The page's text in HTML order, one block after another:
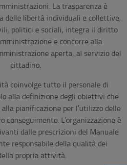
La trasparenza è
delle libertà individuali e collettive,
politici e sociali, integra il diritto
e concorre alla
aperta, al servizio del
cittadino.
coinvolge tutto il personale di
alla definizione degli obiettivi che
pianificazione per l’utilizzo delle
conseguimento. L’organizzazione è
dalle prescrizioni del Manuale
responsabile della qualità dei
propria attività.